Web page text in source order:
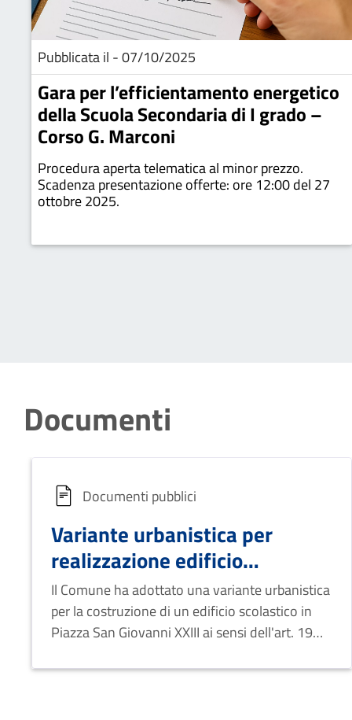
Pubblicata il - 07/10/2025
Gara per l’efficientamento energetico
della Scuola Secondaria di I grado –
Corso G. Marconi
Procedura aperta telematica al minor prezzo.
Scadenza presentazione offerte: ore 12:00 del 27
ottobre 2025.
Documenti
Documenti pubblici
Variante urbanistica per
realizzazione edificio
scolastico
Il Comune ha adottato una variante urbanistica
per la costruzione di un edificio scolastico in
Piazza San Giovanni XXIII ai sensi dell'art. 19